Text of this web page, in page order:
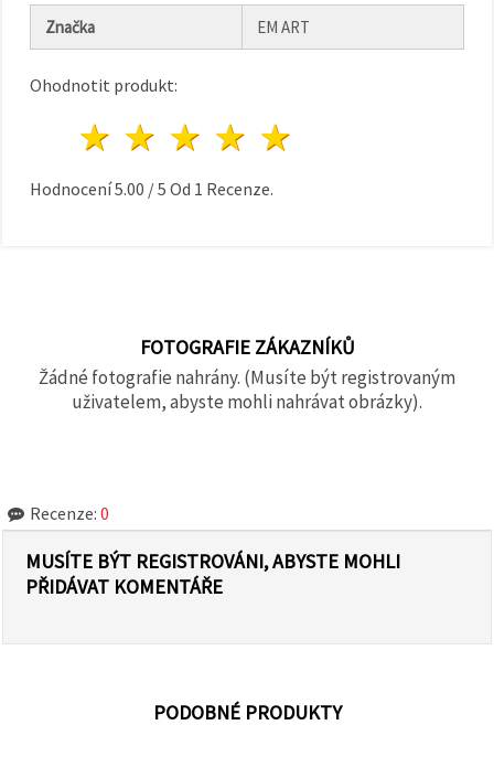
Značka EM ART
Ohodnotit produkt:
4 hvězdy
3 hvězdy
2 hvězdy
1 hvězda
Hodnocení5.00 /5 Od 1 Recenze.
FOTOGRAFIE ZÁKAZNÍKŮ
Žádné fotografie nahrány. (Musíte být registrovaným
uživatelem, abyste mohli nahrávat obrázky).
Recenze: 0
MUSÍTE BÝT REGISTROVÁNI, ABYSTE MOHLI
PŘIDÁVAT KOMENTÁŘE
PODOBNÉ PRODUKTY